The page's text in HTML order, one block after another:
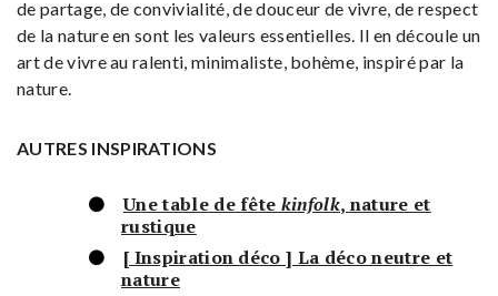
de partage, de convivialité, de douceur de vivre, de respect
de la nature en sont les valeurs essentielles. Il en découle un
art de vivre au ralenti, minimaliste, bohème, inspiré par la
nature.
AUTRES INSPIRATIONS
Une table de fête kinfolk, nature et
rustique
[ Inspiration déco ] La déco neutre et
nature